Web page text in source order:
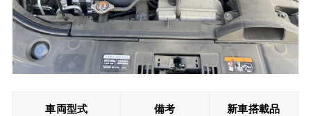
車両型式 備考 新車搭載品